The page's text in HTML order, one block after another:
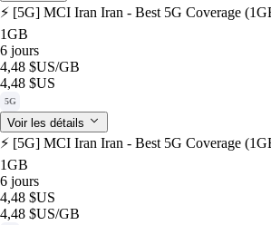
⚡️ [5G] MCI Iran Iran - Best 5G Coverage
1GB
6 jours
4,48 $US/GB
4,48 $US
5G
Voir les détails
⚡️ [5G] MCI Iran Iran - Best 5G Coverage
1GB
6 jours
4,48 $US
4,48 $US/GB